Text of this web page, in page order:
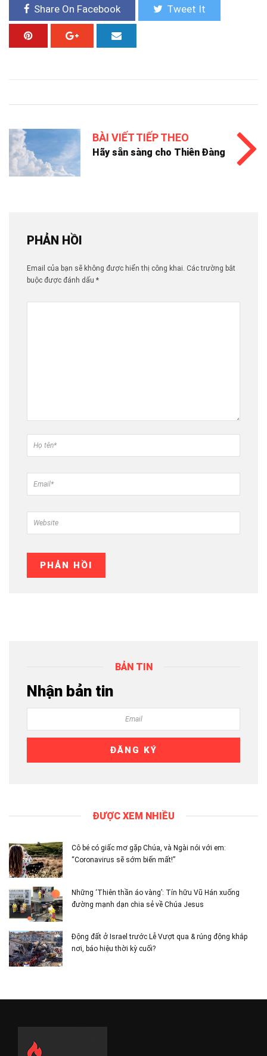
Share On Facebook Tweet It
BÀI VIẾT TIẾP THEO
Hãy sẵn sàng cho Thiên Đàng
PHẢN HỒI
Email của bạn sẽ không được hiển thị công khai. Các trường bắt
buộc được đánh dấu *
BẢN TIN
Nhận bản tin
ĐƯỢC XEM NHIỀU
Cô bé có giấc mơ gặp Chúa, và Ngài nói với em:
“Coronavirus sẽ sớm biến mất!”
Những ‘Thiên thần áo vàng’: Tín hữu Vũ Hán xuống
đường mạnh dạn chia sẻ về Chúa Jesus
Động đất ở Israel trước Lễ Vượt qua & rúng động khắp
nơi, báo hiệu thời kỳ cuối?